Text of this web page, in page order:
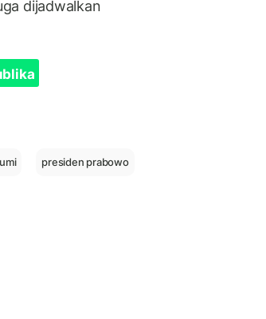
dijadwalkan
presiden prabowo